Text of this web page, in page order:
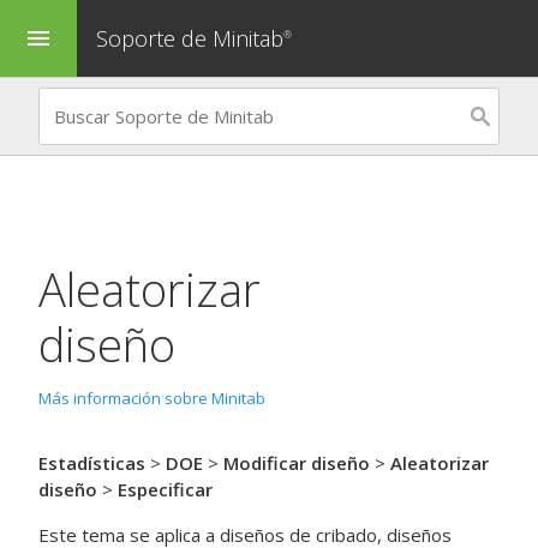
menu Soporte de Minitab®
Aleatorizar
diseño
Más información sobre Minitab
Estadísticas > DOE > Modificar diseño > Aleatorizar
diseño > Especificar
Este tema se aplica a diseños de cribado, diseños